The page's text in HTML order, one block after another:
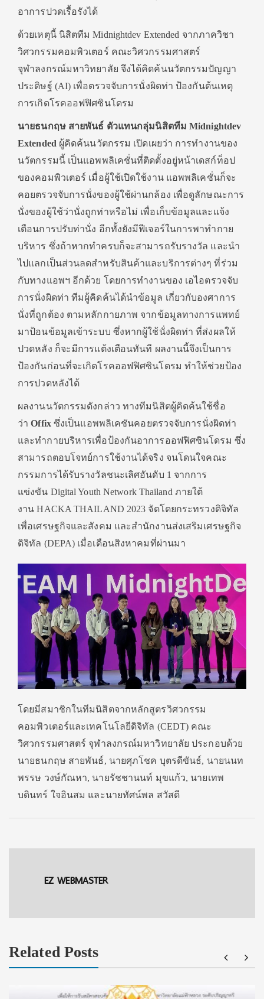
อาการปวดเรื้อรังได้
ด้วยเหตุนี้ นิสิตทีม Midnightdev Extended จากภาควิชา
วิศวกรรมคอมพิวเตอร์ คณะวิศวกรรมศาสตร์
จุฬาลงกรณ์มหาวิทยาลัย จึงได้คิดค้นนวัตกรรมปัญญา
ประดิษฐ์ (AI) เพื่อตรวจจับการนั่งผิดท่า ป้องกันต้นเหตุ
การเกิดโรคออฟฟิศซินโดรม
นายธนกฤษ สายพันธ์ ตัวแทนกลุ่มนิสิตทีม Midnightdev
Extended ผู้คิดค้นนวัตกรรม เปิดเผยว่า การทำงานของ
นวัตกรรมนี้ เป็นแอพพลิเคชั่นที่ติดตั้งอยู่หน้าเดสก์ท็อป
ของคอมพิวเตอร์ เมื่อผู้ใช้เปิดใช้งาน แอพพลิเคชั่นก็จะ
คอยตรวจจับการนั่งของผู้ใช้ผ่านกล้อง เพื่อดูลักษณะการ
นั่งของผู้ใช้ว่านั่งถูกท่าหรือไม่ เพื่อเก็บข้อมูลและแจ้ง
เตือนการปรับท่านั่ง อีกทั้งยังมีฟีเจอร์ในการพาทำกาย
บริหาร ซึ่งถ้าหากทำครบก็จะสามารถรับรางวัล และนำ
ไปแลกเป็นส่วนลดสำหรับสินค้าและบริการต่างๆ ที่ร่วม
กับทางแอพฯ อีกด้วย โดยการทำงานของ เอไอตรวจจับ
การนั่งผิดท่า ทีมผู้คิดค้นได้นำข้อมูล เกี่ยวกับองศาการ
นั่งที่ถูกต้อง ตามหลักกายภาพ จากข้อมูลทางการแพทย์
มาป้อนข้อมูลเข้าระบบ ซึ่งหากผู้ใช้นั่งผิดท่า ที่ส่งผลให้
ปวดหลัง ก็จะมีการแต้งเตือนทันที ผลงานนี้จึงเป็นการ
ป้องกันก่อนที่จะเกิดโรคออฟฟิศซินโดรม ทำให้ช่วยป้อง
การปวดหลังได้
ผลงานนวัตกรรมดังกล่าว ทางทีมนิสิตผู้คิดค้นใช้ชื่อ
ว่าOffix ซึ่งเป็นแอพพลิเคชันคอยตรวจจับการนั่งผิดท่า
และทำกายบริหารเพื่อป้องกันอาการออฟฟิศซินโดรม ซึ่ง
สามารถตอบโจทย์การใช้งานได้จริง จนโดนใจคณะ
กรรมการได้รับรางวัลชนะเลิศอันดับ 1 จากการ
แข่งขัน Digital Youth Network Thailand ภายใต้
งาน HACKA THAILAND 2023 จัดโดยกระทรวงดิจิทัล
เพื่อเศรษฐกิจและสังคม และสำนักงานส่งเสริมเศรษฐกิจ
ดิจิทัล (DEPA) เมื่อเดือนสิงหาคมที่ผ่านมา
โดยมีสมาชิกในทีมนิสิตจากหลักสูตรวิศวกรรม
คอมพิวเตอร์และเทคโนโลยีดิจิทัล (CEDT) คณะ
วิศวกรรมศาสตร์ จุฬาลงกรณ์มหาวิทยาลัย ประกอบด้วย
นายธนกฤษ สายพันธ์, นายศุภโชค บุตรดีขันธ์, นายนนท
พรรษ วงษ์กัณหา, นายรัชชานนท์ มุขแก้ว, นายเทพ
บดินทร์ ใจอินสม และนายทัศน์พล สวัสดี
EZ WEBMASTER
Related Posts